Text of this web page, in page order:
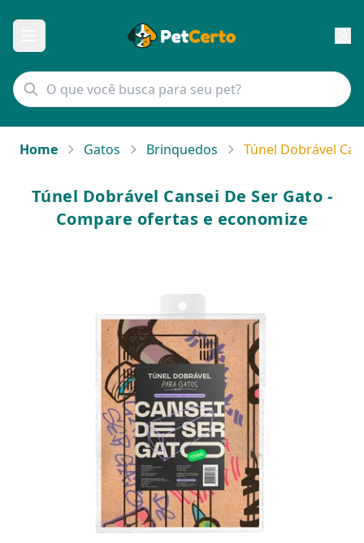
Home Gatos Brinquedos Túnel Dobrável
Túnel Dobrável Cansei De Ser Gato -
Compare ofertas e economize